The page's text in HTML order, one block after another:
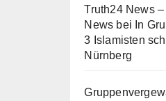
Truth24 News
News bei In
3 Islamisten
Nürnberg